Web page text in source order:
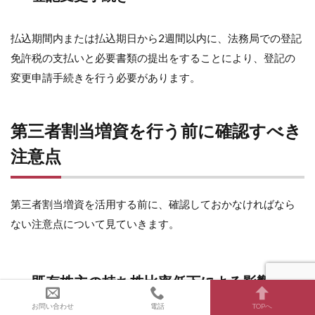
払込期間内または払込期日から2週間以内に、法務局での登記
免許税の支払いと必要書類の提出をすることにより、登記の
変更申請手続きを行う必要があります。
第三者割当増資を行う前に確認すべき
注意点
第三者割当増資を活用する前に、確認しておかなければなら
ない注意点について見ていきます。
既存株主の持ち株比率低下による影響
お問い合わせ 電話 TOPへ